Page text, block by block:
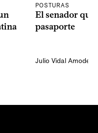
POSTURAS
El senador
pasaporte
Julio Vidal Amodeo